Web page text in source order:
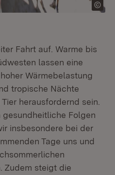
Fahrt auf. Warme bis
lassen eine
Wärmebelastung
tropische Nächte
herausfordernd sein.
Folgen
insbesondere bei der
Tage uns und
Zudem steigt die